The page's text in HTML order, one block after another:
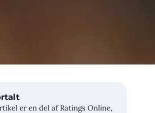
er en del af Ratings Online,